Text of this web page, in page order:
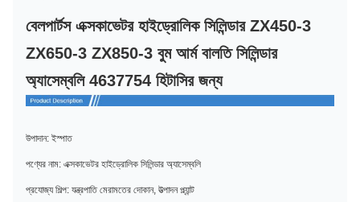
বেলপার্টস এক্সকাভেটর হাইড্রোলিক সিলিন্ডার ZX450-3
ZX650-3 ZX850-3 বুম আর্ম বালতি সিলিন্ডার
অ্যাসেম্বলি 4637754 হিটাসির জন্য
উপাদান: ইস্পাত
পণ্যের নাম: এক্সকাভেটর হাইড্রোলিক সিলিন্ডার অ্যাসেম্বলি
প্রযোজ্য শিল্প: যন্ত্রপাতি মেরামতের দোকান, উত্পাদন প্ল্যান্ট